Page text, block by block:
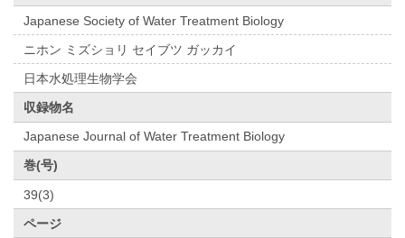
Japanese Society of Water Treatment Biology
ニホン ミズショリ セイブツ ガッカイ
日本水処理生物学会
収録物名
Japanese Journal of Water Treatment Biology
巻(号)
39(3)
ページ